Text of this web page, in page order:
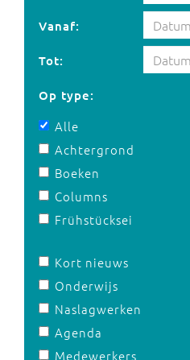
Vanaf:
Tot:
Op type:
Alle
Achtergrond
Boeken
Columns
Frühstücksei
Kort nieuws
Onderwijs
Naslagwerken
Agenda
Medewerkers